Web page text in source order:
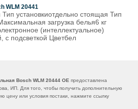
WLM 20441
установкиотдельно стоящая Тип
загрузка белья6 кг
(интеллектуальное)
с подсветкой Цветбел
Bosch WLM 20444 OE предоставлена
ИП. Для того, чтобы получить дополнительную
цену или условия постаки, нажмите ссылку